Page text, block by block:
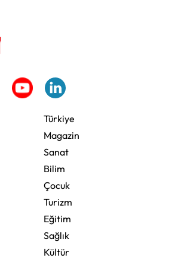
Türkiye
Magazin
Sanat
Bilim
Çocuk
Turizm
Eğitim
Sağlık
Kültür